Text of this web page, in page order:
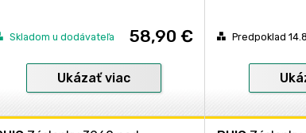
Skladom u dodávateľa 58,90 €
Ukázať viac
Predpoklad